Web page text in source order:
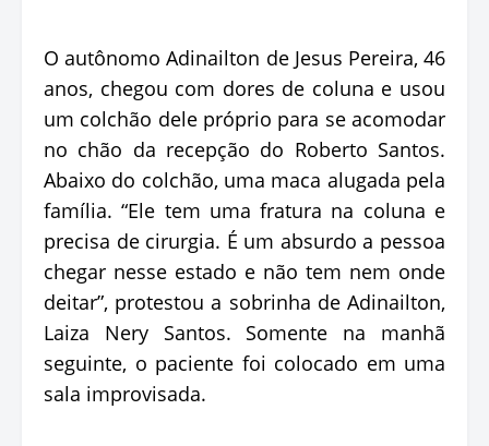
O autônomo Adinailton de Jesus Pereira, 46
anos, chegou com dores de coluna e usou
um colchão dele próprio para se acomodar
no chão da recepção do Roberto Santos.
Abaixo do colchão, uma maca alugada pela
família. “Ele tem uma fratura na coluna e
precisa de cirurgia. É um absurdo a pessoa
chegar nesse estado e não tem nem onde
deitar”, protestou a sobrinha de Adinailton,
Laiza Nery Santos. Somente na manhã
seguinte, o paciente foi colocado em uma
sala improvisada.